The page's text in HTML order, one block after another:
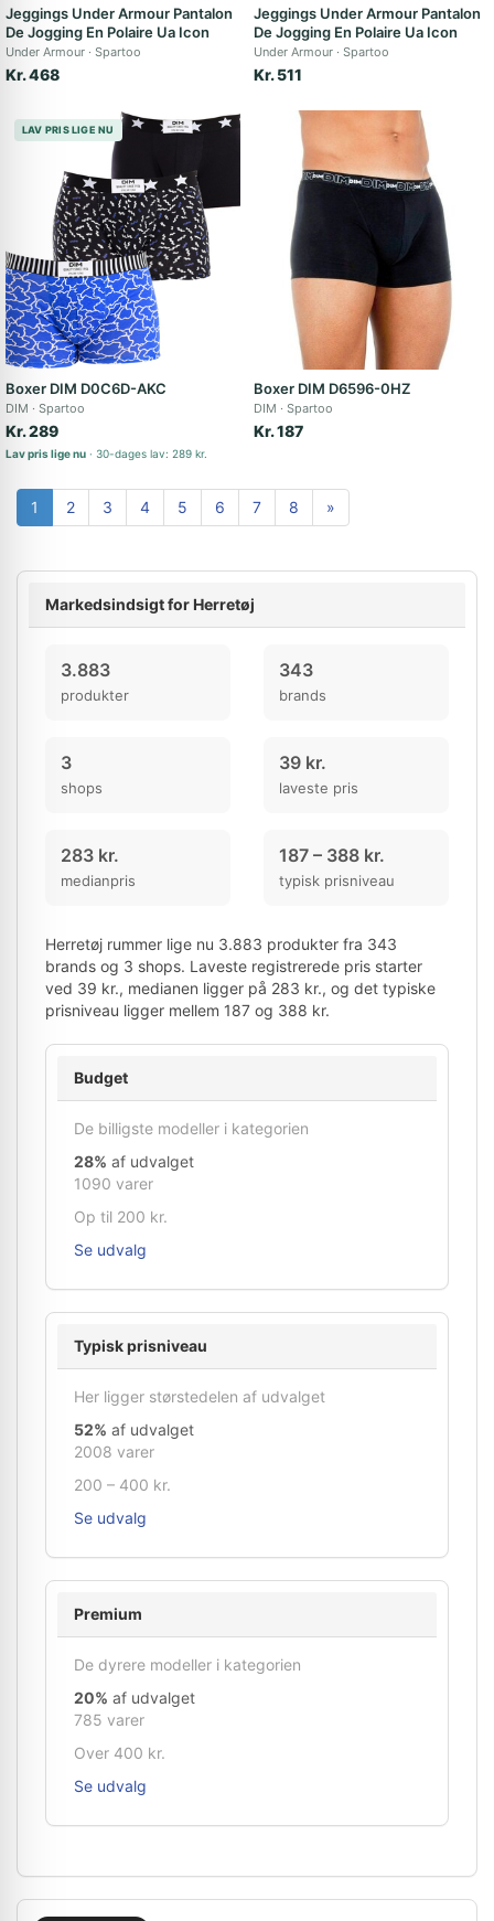
Jeggings Under Armour Pantalon
De Jogging En Polaire Ua Icon
Under Armour Spartoo
Kr. 468
Jeggings Under Armour Pantalon
De Jogging En Polaire Ua Icon
Under Armour Spartoo
Kr. 511
LAV PRIS LIGE NU
Boxer DIM D0C6D-AKC
DIM Spartoo
Kr. 289
Lav pris lige nu 30-dages lav: 289 kr.
Boxer DIM D6596-0HZ
DIM Spartoo
Kr. 187
1 2 3 4 5 6 7 8 »
Markedsindsigt for Herretøj
3.883
produkter
343
brands
3
shops
39 kr.
laveste pris
283 kr.
medianpris
187 – 388 kr.
typisk prisniveau
Herretøj rummer lige nu 3.883 produkter fra 343
brands og 3 shops. Laveste registrerede pris starter
ved 39 kr., medianen ligger på 283 kr., og det typiske
prisniveau ligger mellem 187 og 388 kr.
Budget
De billigste modeller i kategorien
28% af udvalget
1090 varer
Op til 200 kr.
Se udvalg
Typisk prisniveau
Her ligger størstedelen af udvalget
52% af udvalget
2008 varer
200 – 400 kr.
Se udvalg
Premium
De dyrere modeller i kategorien
20% af udvalget
785 varer
Over 400 kr.
Se udvalg